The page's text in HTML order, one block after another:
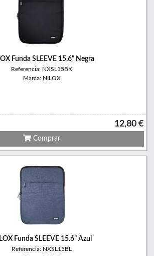
Funda SLEEVE 15.6" Negra
Referencia: NXSL15BK
Marca: NILOX
12,80 €
Comprar
Funda SLEEVE 15.6" Azul
Referencia: NXSL15BL